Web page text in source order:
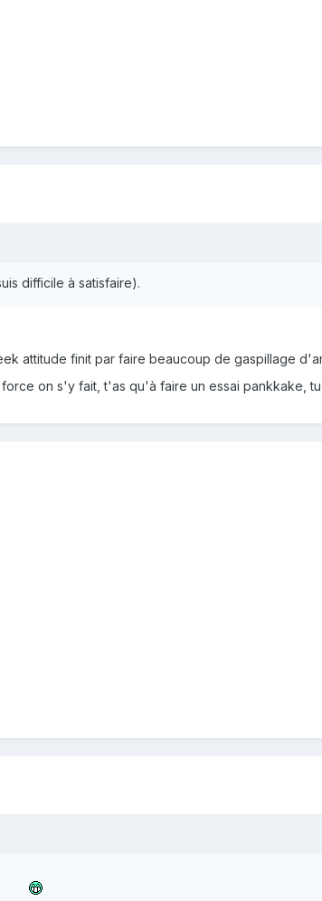
difficile à satisfaire).
attitude finit par faire beaucoup de gaspillage
on s'y fait, t'as qu'à faire un essai pankkake,